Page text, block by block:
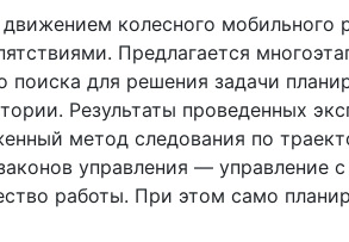
движением колесного
Предлагается
поиска для решения задачи
Результаты проведенных
метод следования по
управления —
работы. При этом само